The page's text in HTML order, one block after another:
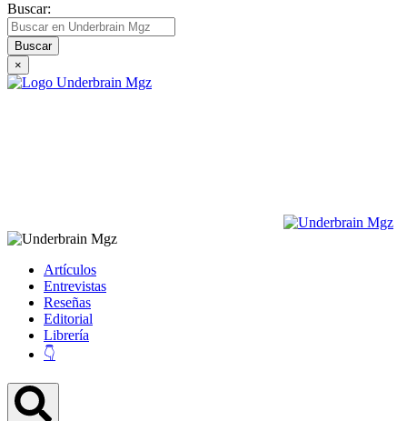
Buscar:
×
Artículos
Entrevistas
Reseñas
Editorial
Librería
👇